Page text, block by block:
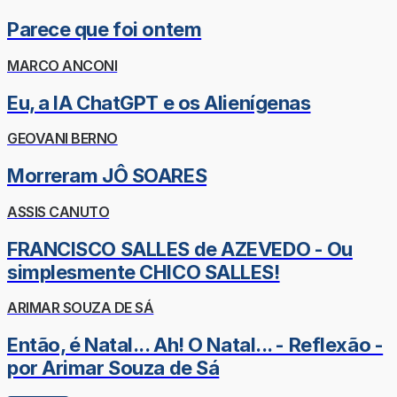
Parece que foi ontem
MARCO ANCONI
Eu, a IA ChatGPT e os Alienígenas
GEOVANI BERNO
Morreram JÔ SOARES
ASSIS CANUTO
FRANCISCO SALLES de AZEVEDO - Ou
simplesmente CHICO SALLES!
ARIMAR SOUZA DE SÁ
Então, é Natal... Ah! O Natal... - Reflexão -
por Arimar Souza de Sá